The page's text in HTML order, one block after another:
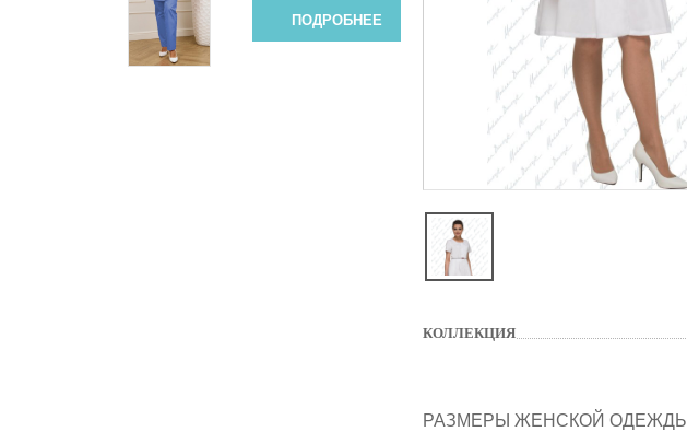
ПОДРОБНЕЕ
КОЛЛЕКЦИЯ
РАЗМЕРЫ ЖЕНСКОЙ ОДЕЖДЫ